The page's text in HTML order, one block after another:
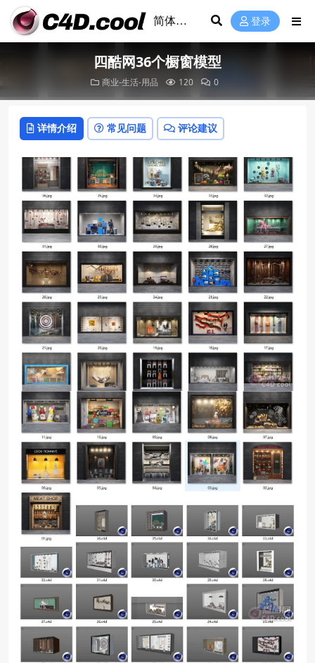
登录
四酷网36个橱窗模型
商业-生活-用品 120 0
详情介绍 常见问题 评论建议